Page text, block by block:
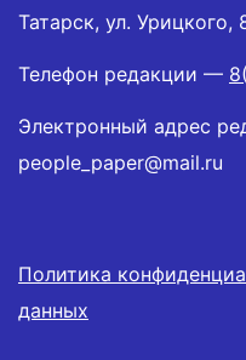
Татарск, ул. Урицкого,
Телефон редакции —
Электронный адрес
people_paper@mail.ru
Политика
данных